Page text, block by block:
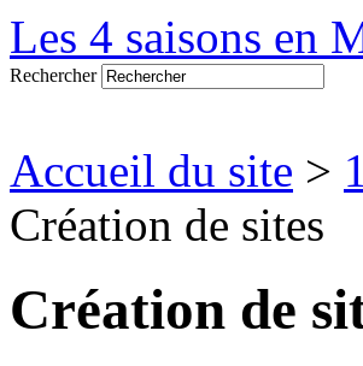
Les 4 saisons en
Rechercher
Accueil du site >
Création de sites
Création de